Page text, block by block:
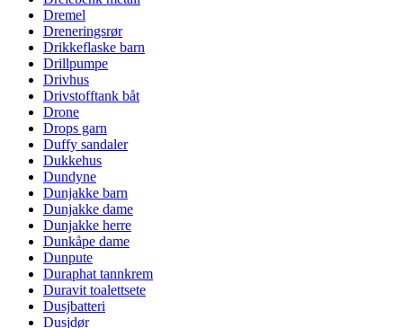
Dremel
Dreneringsrør
Drikkeflaske barn
Drillpumpe
Drivhus
Drivstofftank båt
Drone
Drops garn
Duffy sandaler
Dukkehus
Dundyne
Dunjakke barn
Dunjakke dame
Dunjakke herre
Dunkåpe dame
Dunpute
Duraphat tannkrem
Duravit toalettsete
Dusjbatteri
Dusjdør